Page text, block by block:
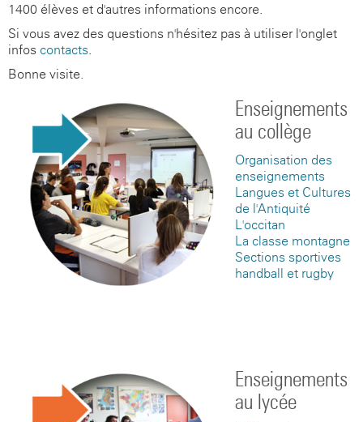
1400 élèves et d'autres informations encore.
Si vous avez des questions n'hésitez pas à utiliser l'onglet
infos contacts.
Bonne visite.
Enseignements
au collège
Organisation des
enseignements
Langues et Cultures
de l'Antiquité
L'occitan
La classe montagne
Sections sportives
handball et rugby
Enseignements
au lycée